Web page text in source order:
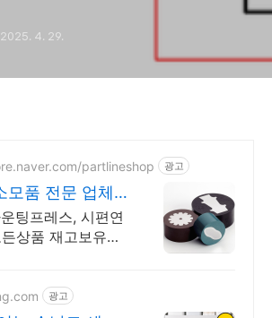
2025. 4. 29.
partlineshop 광고
모품 전문 업체
팅프레스, 시편연
상품 재고보유로
광고